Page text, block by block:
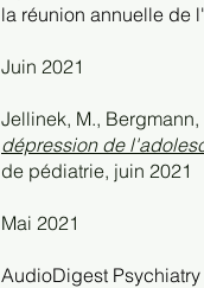
la réunion annuelle de
Juin 2021
Jellinek, M., Bergmann,
dépression de
de pédiatrie, juin 2021
Mai 2021
AudioDigest